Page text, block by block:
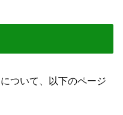
ついて、以下のページ